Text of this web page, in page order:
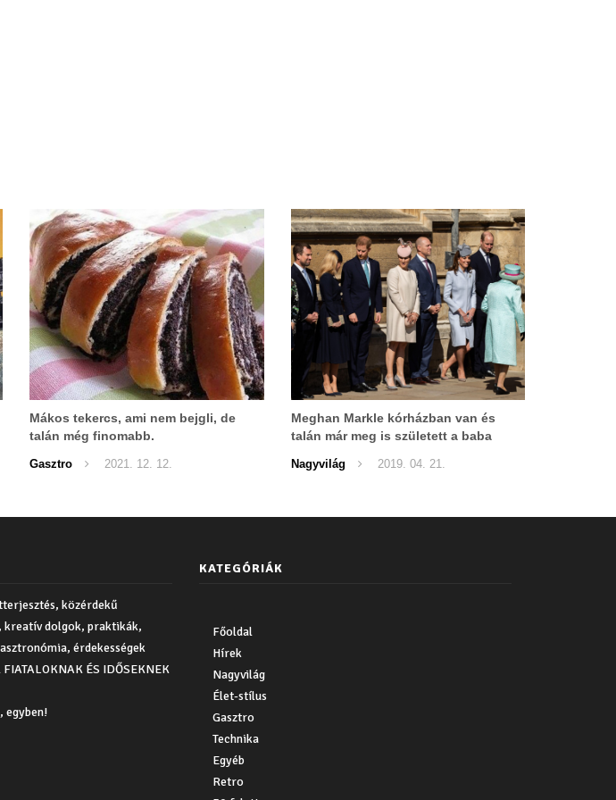
Mákos tekercs, ami nem bejgli, de
talán még finomabb.
Gasztro 2021. 12. 12.
Meghan Markle kórházban van és
talán már meg is született a baba
Nagyvilág 2019. 04. 21.
közérdekű
dolgok, praktikák,
érdekességek
ÉS IDŐSEKNEK
egyben!
KATEGÓRIÁK
Főoldal
Hírek
Nagyvilág
Élet-stílus
Gasztro
Technika
Egyéb
Retro